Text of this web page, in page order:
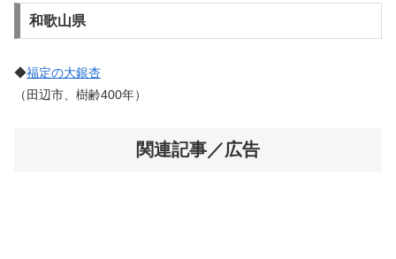
和歌山県
◆福定の大銀杏
（田辺市、樹齢400年）
関連記事／広告